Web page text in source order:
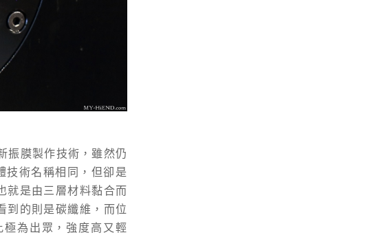
振膜製作技術，雖然仍
技術名稱相同，但卻是
就是由三層材料黏合而
到的則是碳纖維，而位
為出眾，強度高又輕